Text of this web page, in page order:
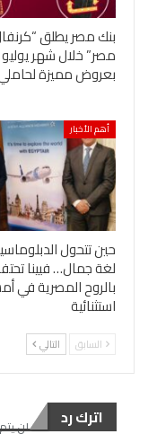
بنك مصر يطلق
بعروض مميزة
أهم الأخبار
حين تتحول
لغة جمال… فيينا
بالروح المصرية في
استثنائية
السابق التالي
اترك رد لن